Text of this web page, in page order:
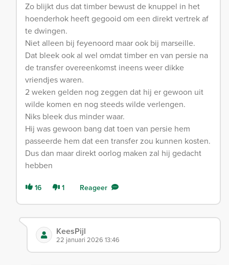
Zo blijkt dus dat timber bewust de knuppel in het
hoenderhok heeft gegooid om een direkt vertrek af
te dwingen.
Niet alleen bij feyenoord maar ook bij marseille.
Dat bleek ook al wel omdat timber en van persie na
de transfer overeenkomst ineens weer dikke
vriendjes waren.
2 weken gelden nog zeggen dat hij er gewoon uit
wilde komen en nog steeds wilde verlengen.
Niks bleek dus minder waar.
Hij was gewoon bang dat toen van persie hem
passeerde hem dat een transfer zou kunnen kosten.
Dus dan maar direkt oorlog maken zal hij gedacht
hebben
16 1 Reageer
KeesPijl
22 januari 2026 13:46